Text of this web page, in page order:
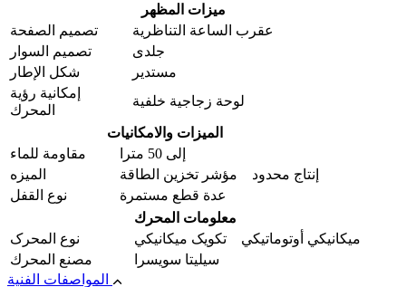
ميزات المظهر
تصميم الصفحة
عقرب الساعة التناظرية
تصمیم السوار
جلدی
شكل الإطار
مستدير
إمكانية رؤية
المحرك
لوحة زجاجية خلفية
الميزات والامکانیات
مقاومة للماء
إلى 50 مترا
المیزه
إنتاج محدود مؤشر تخزين الطاقة
نوع القفل
عدة قطع مستمرة
معلومات المحرك
نوع المحرک
ميكانيكي أوتوماتيكي تکویک ميكانيكي
مصنع المحرك
سيليتا سويسرا